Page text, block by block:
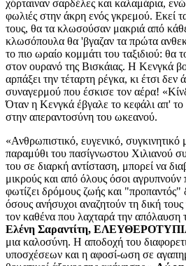
χόρταιναν σαρδέλες και καλαμάρια, ενώ
φωλιές στην άκρη ενός γκρεμού. Εκεί
τους, θα τα κλωσούσαν μακριά από
κλωσόπουλα θα 'βγαζαν τα πρώτα
το πιο ωραίο κομμάτι του ταξιδιού: θα
στον ουρανό της Βισκάιας. Η Κενγκά
αρπάξει την τέταρτη ρέγκα, κι έτσι
συναγερμού που έσκισε τον αέρα!
Όταν η Κενγκά έβγαλε το κεφάλι απ'
στην απεραντοσύνη του ωκεανού.
«Ανθρωπιστικό, ευγενικό,
παραμύθι του πασίγνωστου Χιλιανού
του σε διαρκή αντίσταση, μπορεί να
μικρούς και από όλους όσοι
φωτίζει δρόμους ζωής και
όσους ανήσυχοι αναζητούν τη δική
τον καθένα που λαχταρά την απόλαυση
Ελένη Σαραντίτη,
μια καλοσύνη. Η αποδοχή του
υποσχέσεων και η αφοσί-ωση σε